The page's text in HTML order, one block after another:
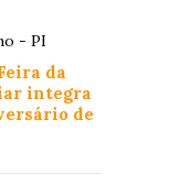
- PI
da
integra
de